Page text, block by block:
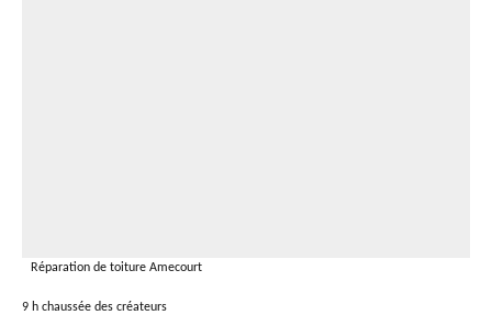
Réparation de toiture Amecourt
9 h chaussée des créateurs